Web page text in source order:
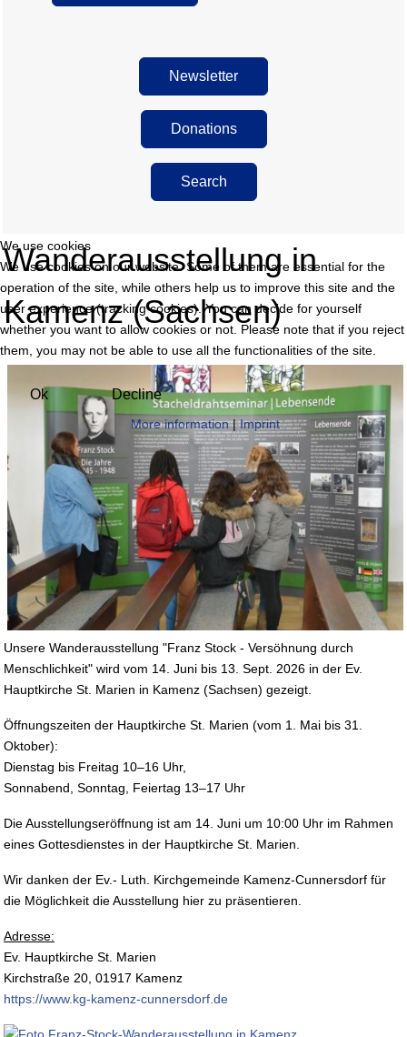
Newsletter
Donations
Search
Wanderausstellung in
Kamenz (Sachsen)
Unsere Wanderausstellung "Franz Stock - Versöhnung durch
Menschlichkeit" wird vom 14. Juni bis 13. Sept. 2026 in der Ev.
Hauptkirche St. Marien in Kamenz (Sachsen) gezeigt.
Öffnungszeiten der Hauptkirche St. Marien (vom 1. Mai bis 31.
Oktober):
Dienstag bis Freitag 10–16 Uhr,
Sonnabend, Sonntag, Feiertag 13–17 Uhr
Die Ausstellungseröffnung ist am 14. Juni um 10:00 Uhr im Rahmen
eines Gottesdienstes in der Hauptkirche St. Marien.
Wir danken der Ev.- Luth. Kirchgemeinde Kamenz-Cunnersdorf für
die Möglichkeit die Ausstellung hier zu präsentieren.
Adresse:
Ev. Hauptkirche St. Marien
Kirchstraße 20, 01917 Kamenz
https://www.kg-kamenz-cunnersdorf.de
We use cookies
We use cookies on our website. Some of them are essential for the
operation of the site, while others help us to improve this site and the
user experience (tracking cookies). You can decide for yourself
whether you want to allow cookies or not. Please note that if you reject
them, you may not be able to use all the functionalities of the site.
Ok Decline
More information|Imprint